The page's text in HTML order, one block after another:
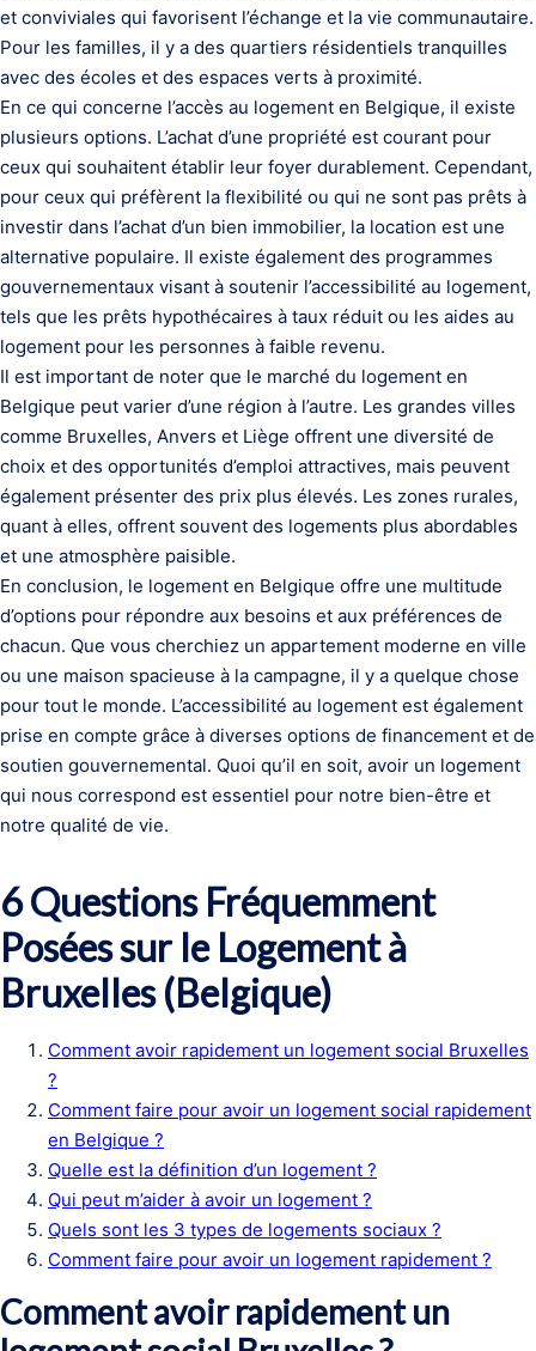
et conviviales qui favorisent l’échange et la vie communautaire.
Pour les familles, il y a des quartiers résidentiels tranquilles
avec des écoles et des espaces verts à proximité.
En ce qui concerne l’accès au logement en Belgique, il existe
plusieurs options. L’achat d’une propriété est courant pour
ceux qui souhaitent établir leur foyer durablement. Cependant,
pour ceux qui préfèrent la flexibilité ou qui ne sont pas prêts à
investir dans l’achat d’un bien immobilier, la location est une
alternative populaire. Il existe également des programmes
gouvernementaux visant à soutenir l’accessibilité au logement,
tels que les prêts hypothécaires à taux réduit ou les aides au
logement pour les personnes à faible revenu.
Il est important de noter que le marché du logement en
Belgique peut varier d’une région à l’autre. Les grandes villes
comme Bruxelles, Anvers et Liège offrent une diversité de
choix et des opportunités d’emploi attractives, mais peuvent
également présenter des prix plus élevés. Les zones rurales,
quant à elles, offrent souvent des logements plus abordables
et une atmosphère paisible.
En conclusion, le logement en Belgique offre une multitude
d’options pour répondre aux besoins et aux préférences de
chacun. Que vous cherchiez un appartement moderne en ville
ou une maison spacieuse à la campagne, il y a quelque chose
pour tout le monde. L’accessibilité au logement est également
prise en compte grâce à diverses options de financement et de
soutien gouvernemental. Quoi qu’il en soit, avoir un logement
qui nous correspond est essentiel pour notre bien-être et
notre qualité de vie.
6 Questions Fréquemment
Posées sur le Logement à
Bruxelles (Belgique)
Comment avoir rapidement un logement social Bruxelles
?
Comment faire pour avoir un logement social rapidement
en Belgique ?
Quelle est la définition d’un logement ?
Qui peut m’aider à avoir un logement ?
Quels sont les 3 types de logements sociaux ?
Comment faire pour avoir un logement rapidement ?
Comment avoir rapidement un